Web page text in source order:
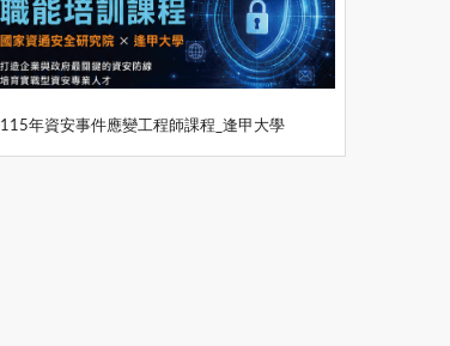
115年資安事件應變工程師課程_逢甲大學